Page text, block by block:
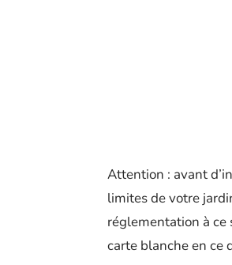
Attention : avant
limites de votre
réglementation à ce
carte blanche en ce